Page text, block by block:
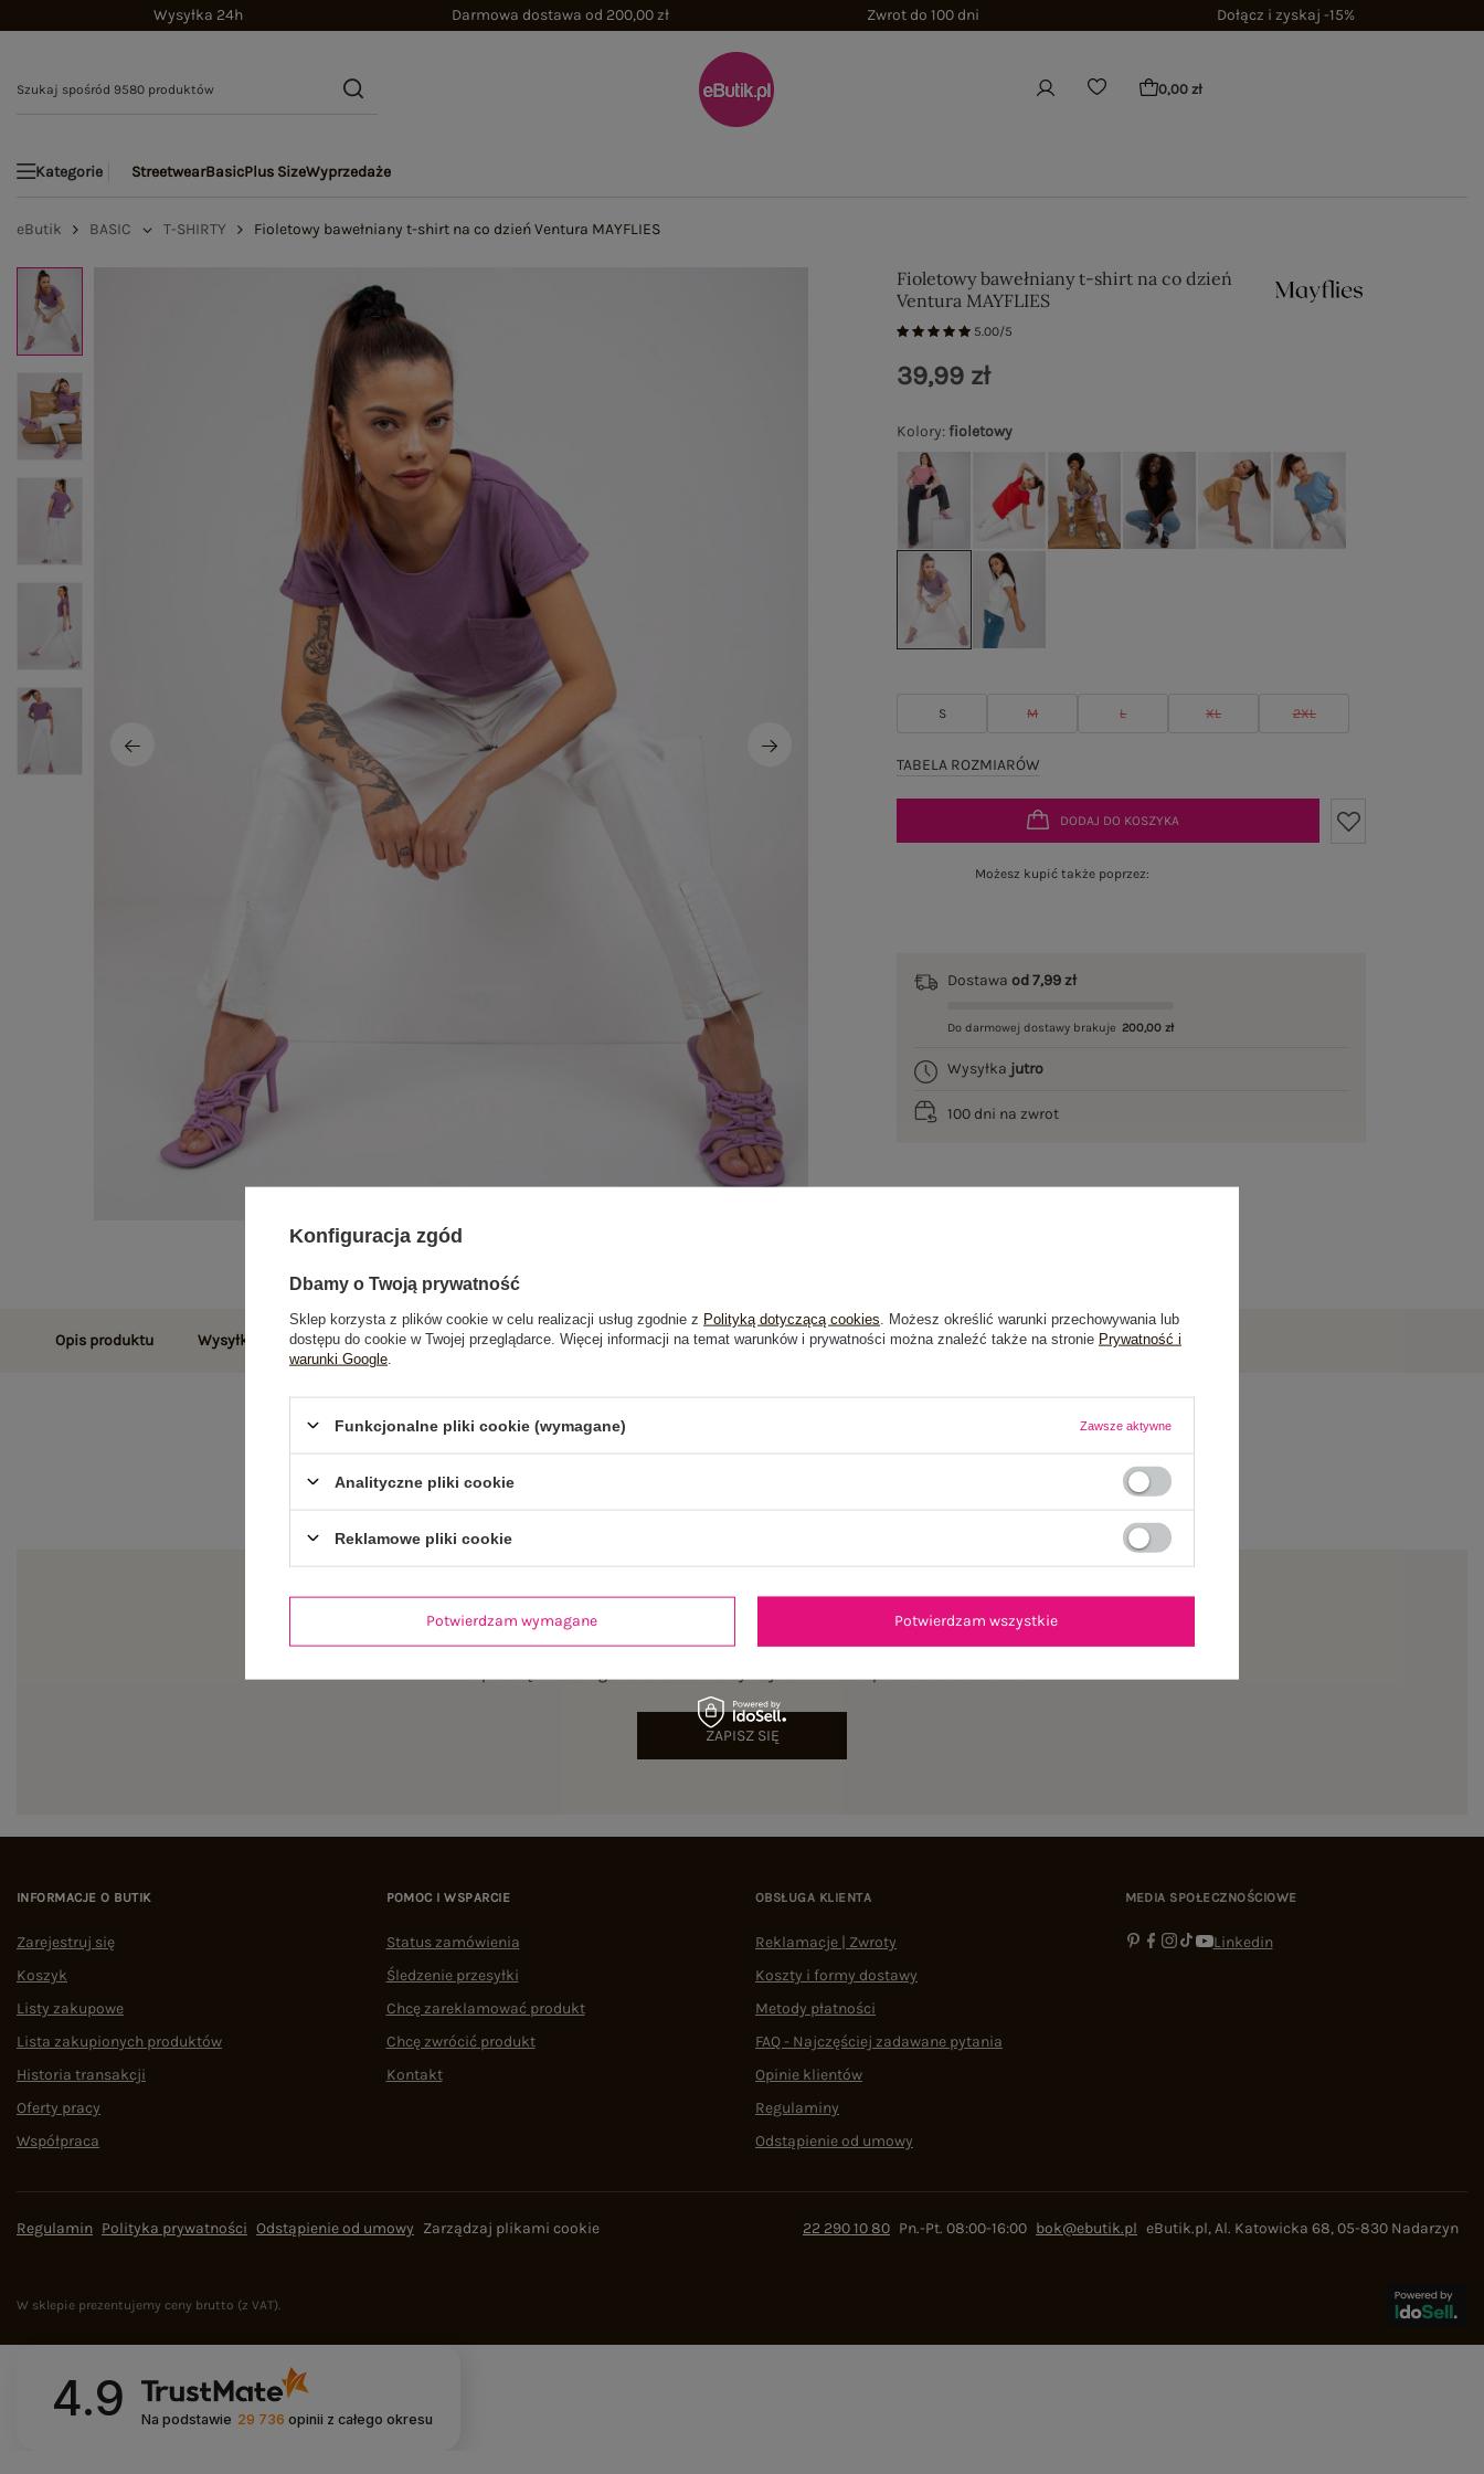
Wysyłka 24h Darmowa dostawa od 200,00 zł Zwrot do 100 dni Dołącz i zyskaj -15%
0,00 zł
Kategorie StreetwearBasicPlus SizeWyprzedaże
eButik BASIC T-SHIRTY Fioletowy bawełniany t-shirt na co dzień Ventura MAYFLIES
Fioletowy bawełniany t-shirt na co dzień
Ventura MAYFLIES
5.00/5
Kolory:fioletowy
S M L XL 2XL
TABELA ROZMIARÓW
39,99 zł
DODAJ DO KOSZYKA
Możesz kupić także poprzez:
Dostawaod 7,99 zł
Do darmowej dostawy brakuje 200,00 zł
Wysyłka jutro
100 dni na zwrot
Opis produktu Wysyłka i dostawa Zwroty i reklamacje Opinie o produkcie(1)
ZAPISZ SIĘ
INFORMACJE O BUTIK
Zarejestruj się
Koszyk
Listy zakupowe
Lista zakupionych produktów
Historia transakcji
Oferty pracy
Współpraca
POMOC I WSPARCIE
Status zamówienia
Śledzenie przesyłki
Chcę zareklamować produkt
Chcę zwrócić produkt
Kontakt
OBSŁUGA KLIENTA
Reklamacje | Zwroty
Koszty i formy dostawy
Metody płatności
FAQ - Najczęściej zadawane pytania
Opinie klientów
Regulaminy
Odstąpienie od umowy
MEDIA SPOŁECZNOŚCIOWE
Linkedin
Regulamin Polityka prywatności Odstąpienie od umowy Zarządzaj plikami cookie 22 290 10 80 Pn.-Pt. 08:00-16:00 bok@ebutik.pl eButik.pl,Al. Katowicka 68,05-830 Nadarzyn
W sklepie prezentujemy ceny brutto (z VAT).
4.9 Na podstawie 29 736 opinii z całego okresu
Konfiguracja zgód
Dbamy o Twoją prywatność
Sklep korzysta z plików cookie w celu realizacji usług zgodnie z Polityką dotyczącą cookies . Możesz określić warunki przechowywania lub
dostępu do cookie w Twojej przeglądarce. Więcej informacji na temat warunków i prywatności można znaleźć także na stronie Prywatność i
warunki Google
Funkcjonalne pliki cookie (wymagane) Zawsze aktywne
Analityczne pliki cookie
Reklamowe pliki cookie
Potwierdzam wymagane Potwierdzam wszystkie